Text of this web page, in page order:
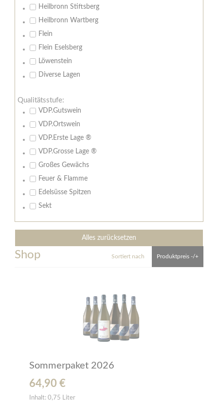
Heilbronn Stiftsberg
Heilbronn Wartberg
Flein
Flein Eselsberg
Löwenstein
Diverse Lagen
Qualitätsstufe:
VDP.Gutswein
VDP.Ortswein
VDP.Erste Lage ®
VDP.Grosse Lage ®
Großes Gewächs
Feuer & Flamme
Edelsüsse Spitzen
Sekt
Alles zurücksetzen
Shop Sortiert nach Produktpreis -/+
Sommerpaket 2026
64,90 €
Inhalt: 0,75 Liter